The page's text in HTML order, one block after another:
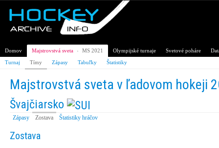
Domov Majstrovstvá sveta › MS 2021 Olympijské turnaje Svetové poháre
Turnaj
Tímy Zápasy Tabuľky Štatistiky
Majstrovstvá sveta v ľadovom hokeji
Švajčiarsko
Zápasy Zostava Štatistiky hráčov
Zostava